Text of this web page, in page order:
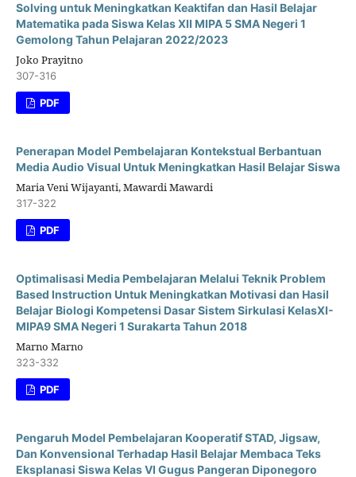
Solving untuk Meningkatkan Keaktifan dan Hasil Belajar
Matematika pada Siswa Kelas XII MIPA 5 SMA Negeri 1
Gemolong Tahun Pelajaran 2022/2023
Joko Prayitno
307-316
PDF
Penerapan Model Pembelajaran Kontekstual Berbantuan
Media Audio Visual Untuk Meningkatkan Hasil Belajar Siswa
Maria Veni Wijayanti, Mawardi Mawardi
317-322
PDF
Optimalisasi Media Pembelajaran Melalui Teknik Problem
Based Instruction Untuk Meningkatkan Motivasi dan Hasil
Belajar Biologi Kompetensi Dasar Sistem Sirkulasi KelasXI-
MIPA9 SMA Negeri 1 Surakarta Tahun 2018
Marno Marno
323-332
PDF
Pengaruh Model Pembelajaran Kooperatif STAD, Jigsaw,
Dan Konvensional Terhadap Hasil Belajar Membaca Teks
Eksplanasi Siswa Kelas VI Gugus Pangeran Diponegoro